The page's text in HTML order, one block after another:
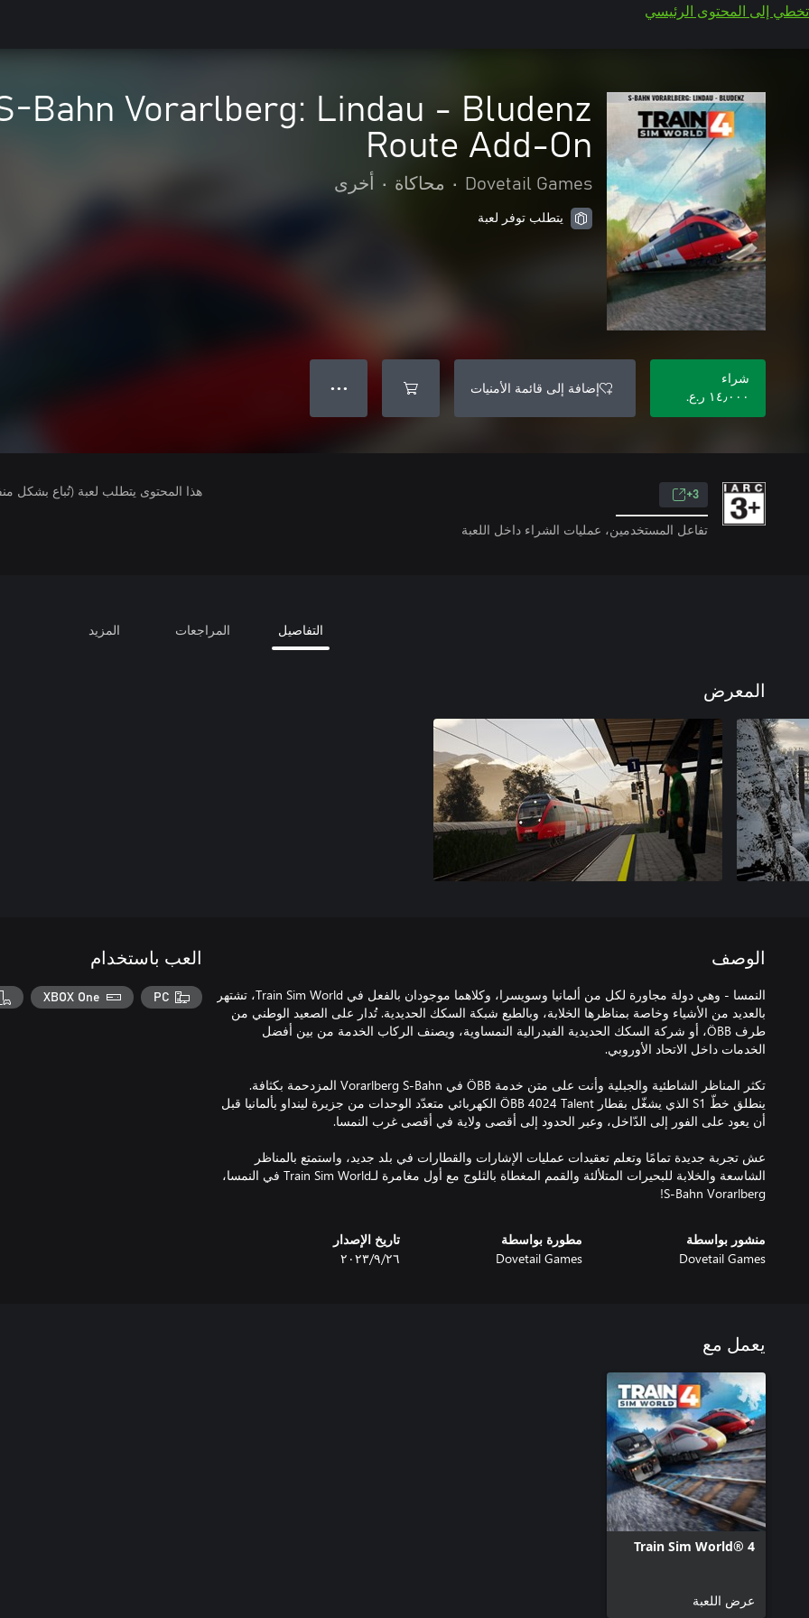
تخطي إلى المحتوى الرئيسي
Bahn Vorarlberg: Lindau - Bludenz
Route Add-On
Dovetail Games
• محاكاة • أخرى
يتطلب توفر لعبة
شراء
١٤٫٠٠٠ ر.ع.‏
إضافة إلى قائمة الأمنيات ● ● ●
3+
تفاعل المستخدمين، عمليات الشراء داخل اللعبة
هذا المحتوى يتطلب لعبة (تُباع بشكل
التفاصيل المراجعات المزيد
المعرض
الوصف
النمسا - وهي دولة مجاورة لكل من ألمانيا وسويسرا، وكلاهما موجودان بالفعل في Train Sim World، تشتهر
بالعديد من الأشياء وخاصة بمناظرها الخلابة، وبالطبع شبكة السكك الحديدية. تُدار على الصعيد الوطني من
طرف ÖBB، أو شركة السكك الحديدية الفيدرالية النمساوية، ويصنف الركاب الخدمة من بين أفضل
تكثر المناظر الشاطئية والجبلية وأنت على متن خدمة ÖBB في Vorarlberg S-Bahn المزدحمة بكثافة.
ينطلق خطّ S1 الذي يشغّل بقطار ÖBB 4024 Talent الكهربائي متعدّد الوحدات من جزيرة لينداو بألمانيا قبل
عش تجربة جديدة تمامًا وتعلم تعقيدات عمليات الإشارات والقطارات في بلد جديد، واستمتع بالمناظر
الشاسعة والخلابة للبحيرات المتلألئة والقمم المغطاة بالثلوج مع أول مغامرة لـTrain Sim World في النمسا،
S-Bahn Vorarlberg!
منشور بواسطة
Dovetail Games
مطورة بواسطة
Dovetail Games
تاريخ الإصدار
٢٦‏/٩‏/٢٠٢٣
العب باستخدام
PC
XBOX One
يعمل مع
Train Sim World® 4
عرض اللعبة